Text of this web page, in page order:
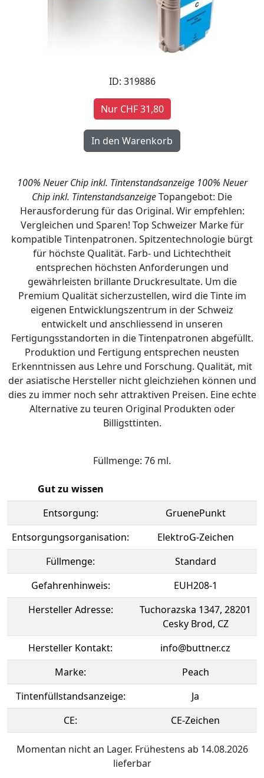
ID: 319886
Nur CHF 31,80
100% Neuer Chip inkl. Tintenstandsanzeige 100% Neuer
Chip inkl. TintenstandsanzeigeTopangebot: Die
Herausforderung für das Original. Wir empfehlen:
Vergleichen und Sparen! Top Schweizer Marke für
kompatible Tintenpatronen. Spitzentechnologie bürgt
für höchste Qualität. Farb- und Lichtechtheit
entsprechen höchsten Anforderungen und
gewährleisten brillante Druckresultate. Um die
Premium Qualität sicherzustellen, wird die Tinte im
eigenen Entwicklungszentrum in der Schweiz
entwickelt und anschliessend in unseren
Fertigungsstandorten in die Tintenpatronen abgefüllt.
Produktion und Fertigung entsprechen neusten
Erkenntnissen aus Lehre und Forschung. Qualität, mit
der asiatische Hersteller nicht gleichziehen können und
dies zu immer noch sehr attraktiven Preisen. Eine echte
Alternative zu teuren Original Produkten oder
Billigsttinten.
Füllmenge: 76 ml.
Gut zu wissen
Entsorgung:
GruenePunkt
Entsorgungsorganisation:
ElektroG-Zeichen
Füllmenge:
Standard
Gefahrenhinweis:
EUH208-1
Hersteller Adresse:
Tuchorazska 1347, 28201
Cesky Brod, CZ
Hersteller Kontakt:
info@buttner.cz
Marke:
Peach
Tintenfüllstandsanzeige:
Ja
CE:
CE-Zeichen
Momentan nicht an Lager. Frühestens ab 14.08.2026
lieferbar